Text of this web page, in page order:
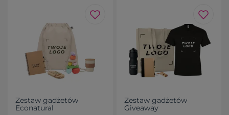
Zestaw gadżetów
Econatural
Zestaw gadżetów
Giveaway